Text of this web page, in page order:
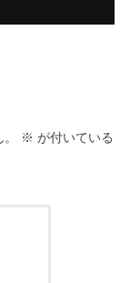
※ が付いている